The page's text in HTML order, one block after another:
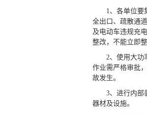
1、各单位要
全出口、疏散通
及电动车违规充
整改，不能立即
2、使用大功
作业需严格审批
故发生。
3、进行内部
器材及设施。